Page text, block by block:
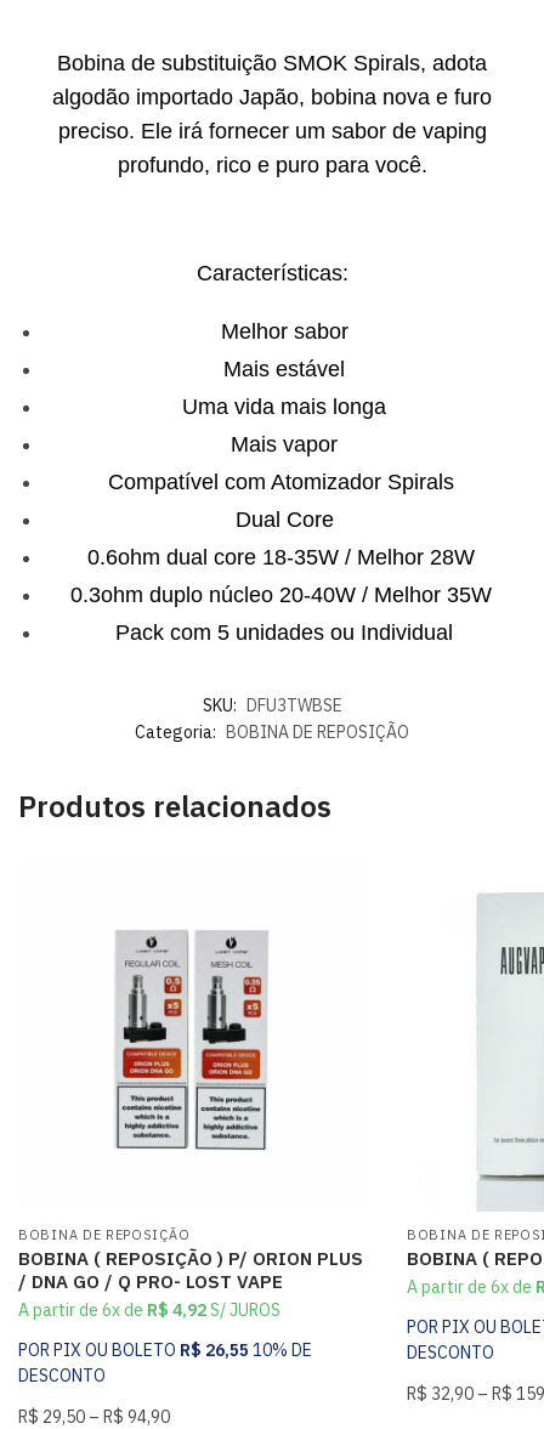
Bobina de substituição SMOK Spirals, adota
algodão importado Japão, bobina nova e furo
preciso. Ele irá fornecer um sabor de vaping
profundo, rico e puro para você.
Características:
Melhor sabor
Mais estável
Uma vida mais longa
Mais vapor
Compatível com Atomizador Spirals
Dual Core
0.6ohm dual core 18-35W / Melhor 28W
0.3ohm duplo núcleo 20-40W / Melhor 35W
​Pack com 5 unidades ou Individual
SKU: DFU3TWBSE
Categoria: BOBINA DE REPOSIÇÃO
Produtos relacionados
BOBINA DE REPOSIÇÃO
BOBINA ( REPOSIÇÃO ) P/ ORION PLUS
/ DNA GO / Q PRO- LOST VAPE
A partir de 6x de R$ 4,92S/ JUROS
POR PIX OU BOLETO R$ 26,55 10% DE
DESCONTO
R$ 29,50 – R$ 94,90
BOBINA DE
BOBINA (
A partir de 6x de
POR PIX OU
DESCONTO
R$ 32,90 – R$